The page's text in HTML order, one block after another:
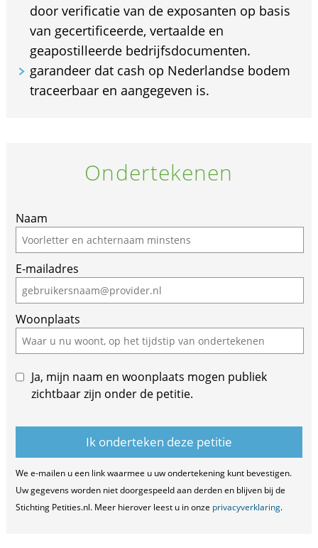
door verificatie van de exposanten op basis
van gecertificeerde, vertaalde en
geapostilleerde bedrijfsdocumenten.
garandeer dat cash op Nederlandse bodem
traceerbaar en aangegeven is.
Ondertekenen
Naam
E-mailadres
Woonplaats
Ja, mijn naam en woonplaats mogen publiek
zichtbaar zijn onder de petitie.
We e-mailen u een link waarmee u uw ondertekening kunt bevestigen.
Uw gegevens worden niet doorgespeeld aan derden en blijven bij de
Stichting Petities.nl. Meer hierover leest u in onze privacyverklaring.